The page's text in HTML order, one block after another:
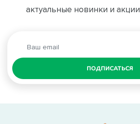
актуальные новинки и
ПОДПИСАТЬСЯ